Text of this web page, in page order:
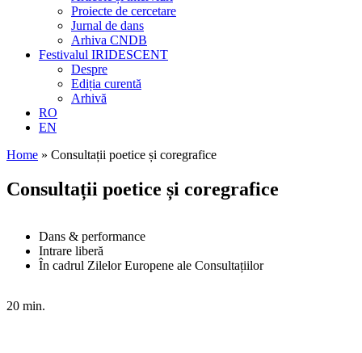
Proiecte de cercetare
Jurnal de dans
Arhiva CNDB
Festivalul IRIDESCENT
Despre
Ediția curentă
Arhivă
RO
EN
Home » Consultații poetice și coregrafice
Consultații poetice și coregrafice
Dans & performance
Intrare liberă
În cadrul Zilelor Europene ale Consultațiilor
20 min.